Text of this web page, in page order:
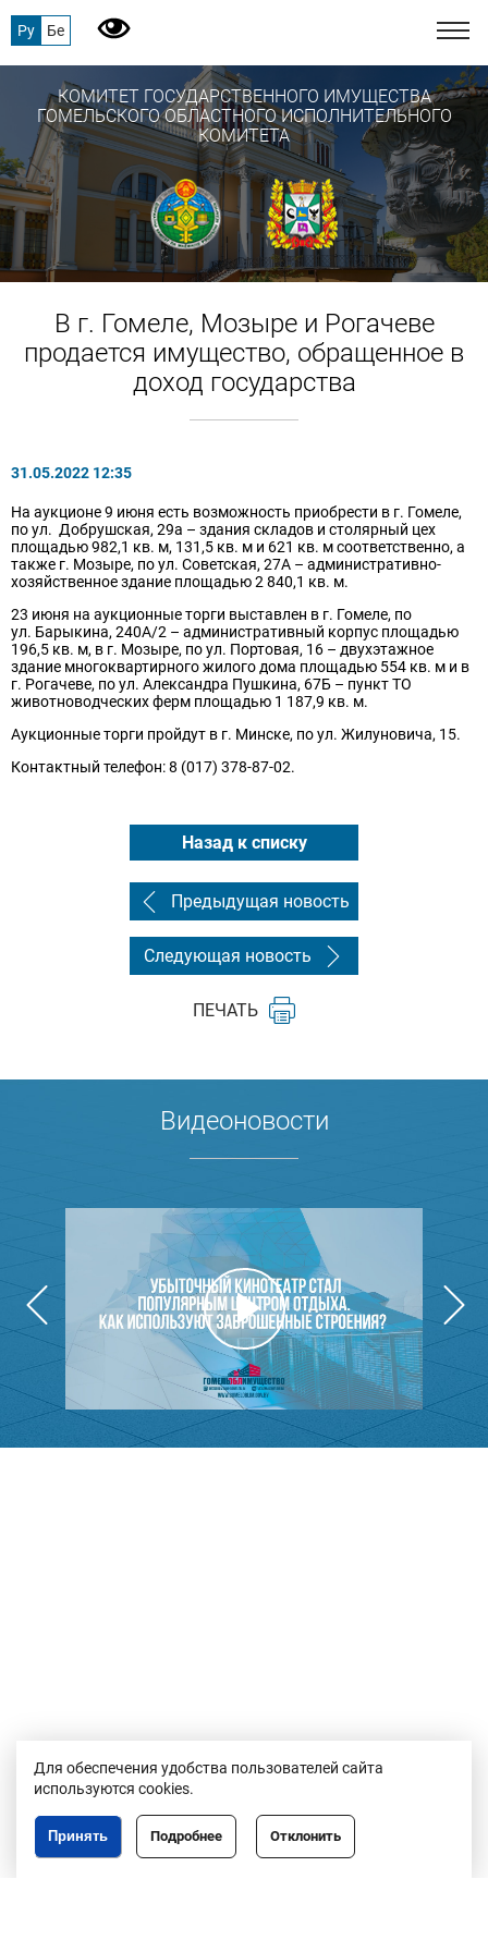
Ру Бе
КОМИТЕТ ГОСУДАРСТВЕННОГО ИМУЩЕСТВА
ГОМЕЛЬСКОГО ОБЛАСТНОГО ИСПОЛНИТЕЛЬНОГО
КОМИТЕТА
В г. Гомеле, Мозыре и Рогачеве
продается имущество, обращенное в
доход государства
31.05.2022 12:35
На аукционе 9 июня есть возможность приобрести в г. Гомеле,
по ул. Добрушская, 29а – здания складов и столярный цех
площадью 982,1 кв. м, 131,5 кв. м и 621 кв. м соответственно, а
также г. Мозыре, по ул. Советская, 27А – административно-
хозяйственное здание площадью 2 840,1 кв. м.
23 июня на аукционные торги выставлен в г. Гомеле, по
ул. Барыкина, 240А/2 – административный корпус площадью
196,5 кв. м, в г. Мозыре, по ул. Портовая, 16 – двухэтажное
здание многоквартирного жилого дома площадью 554 кв. м и в
г. Рогачеве, по ул. Александра Пушкина, 67Б – пункт ТО
животноводческих ферм площадью 1 187,9 кв. м.
Аукционные торги пройдут в г. Минске, по ул. Жилуновича, 15.
Контактный телефон: 8 (017) 378-87-02.
Назад к списку
Предыдущая новость
Следующая новость
ПЕЧАТЬ
Видеоновости
Для обеспечения удобства пользователей сайта
используются cookies.
Отклонить
Подробнее
Принять